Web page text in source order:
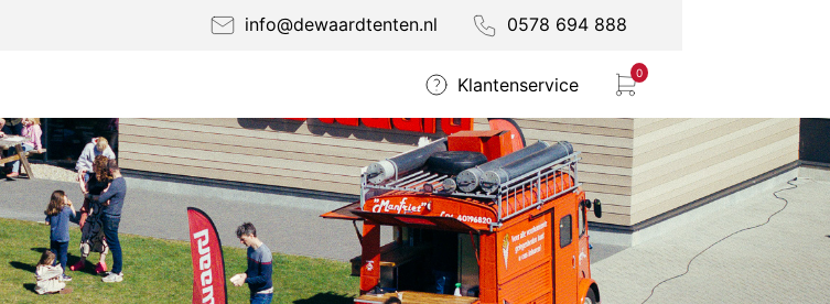
info@dewaardtenten.nl 0578 694 888
Klantenservice
0